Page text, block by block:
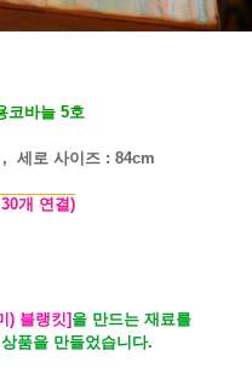
코바늘 5호
세로 사이즈 : 84cm
개 연결)
) 블랭킷] 을 만드는 재료를
품을 만들었습니다.